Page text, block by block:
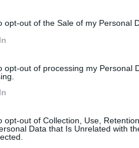
opt-out of the Sale of my Personal
opt-out of processing my Personal
opt-out of Collection, Use,
Data that Is Unrelated with